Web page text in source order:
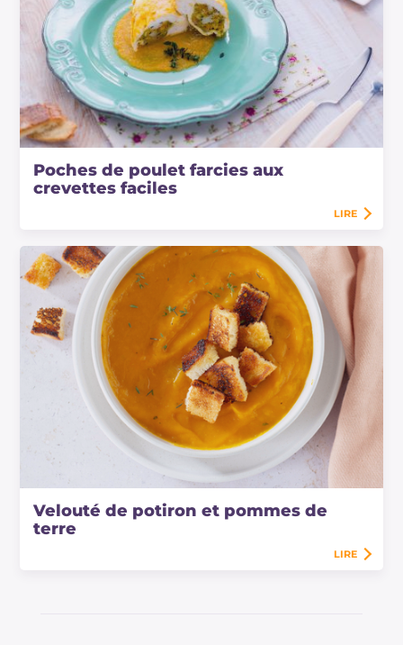
Poches de poulet farcies aux
crevettes faciles
LIRE
Velouté de potiron et pommes de
terre
LIRE